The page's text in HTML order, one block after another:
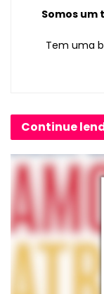
Somos um
Tem uma
Continue